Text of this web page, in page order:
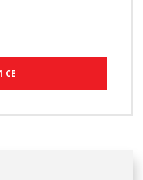
СЕ